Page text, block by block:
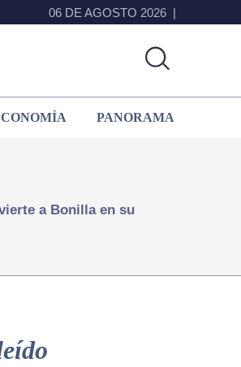
06 DE AGOSTO 2026
PANORAMA
a Bonilla en su